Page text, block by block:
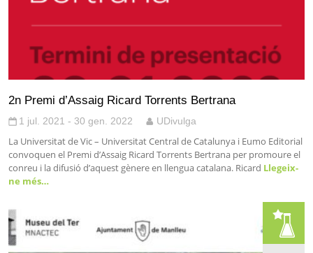
2n Premi d’Assaig Ricard Torrents Bertrana
1 jul. 2021 - 30 gen. 2022 UDivulga
La Universitat de Vic – Universitat Central de Catalunya i Eumo Editorial
convoquen el Premi d’Assaig Ricard Torrents Bertrana per promoure el
conreu i la difusió d’aquest gènere en llengua catalana. Ricard Llegeix-
ne més…